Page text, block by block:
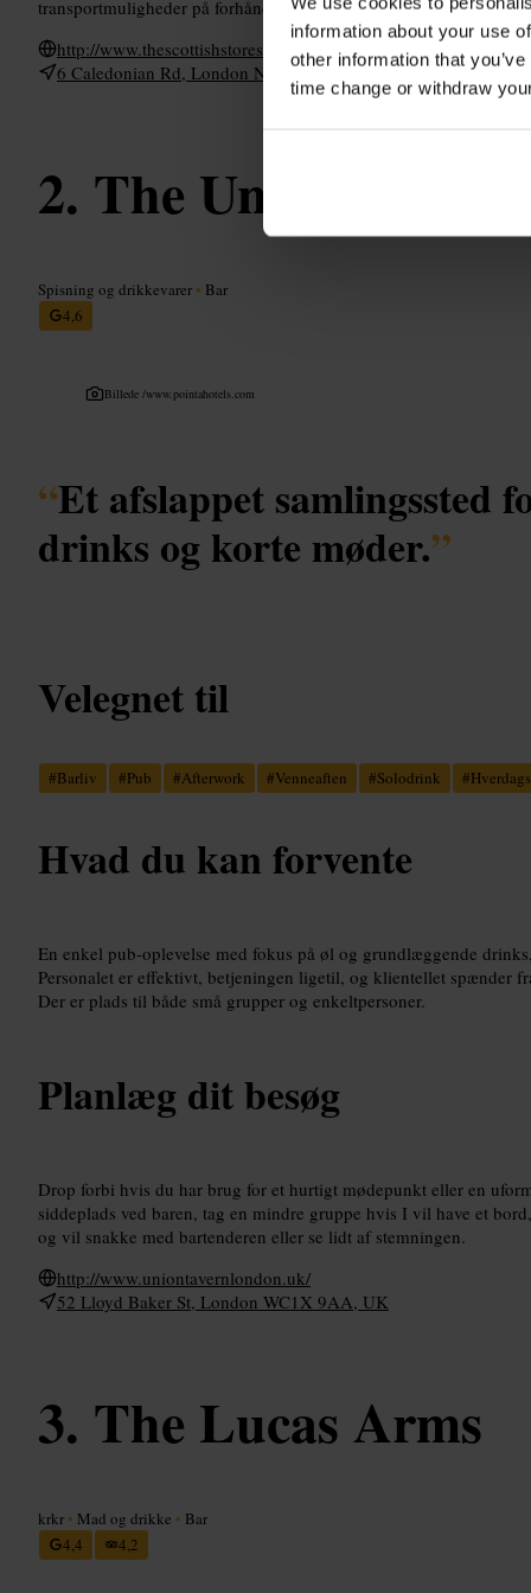
information about your use
other information that
time change or withdraw
transportmuligheder på forhånd; stedet er let at kombinere med
http://www.thescottishstores.co.uk/
6 Caledonian Rd, London N1 9DT, UK
The Union Tavern
Spisning og drikkevarer • Bar
4,6
Billede /www.pointahotels.com
“Et afslappet samlingssted
drinks og korte møder.”
Velegnet til
#Barliv #Pub #Afterwork #Venneaften #Solodrink #
Hvad du kan forvente
En enkel pub-oplevelse med fokus på øl og grundlæggende
Personalet er effektivt, betjeningen ligetil, og klientellet spænder
Der er plads til både små grupper og enkeltpersoner.
Planlæg dit besøg
Drop forbi hvis du har brug for et hurtigt mødepunkt eller en
siddeplads ved baren, tag en mindre gruppe hvis I vil have et
og vil snakke med bartenderen eller se lidt af stemningen.
http://www.uniontavernlondon.uk/
52 Lloyd Baker St, London WC1X 9AA, UK
The Lucas Arms
krkr • Mad og drikke • Bar
4,4
4,2